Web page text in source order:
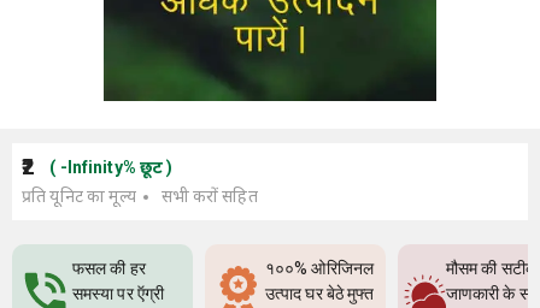
₹2 ( -Infinity% छूट)
प्रति यूनिट का मूल्य
सभी करों सहित
फसल की हर
समस्या पर ऍग्री
१००% ओरिजिनल
उत्पाद घर बेठे मुफ्त
मौसम की सटीक
जाणकारी के